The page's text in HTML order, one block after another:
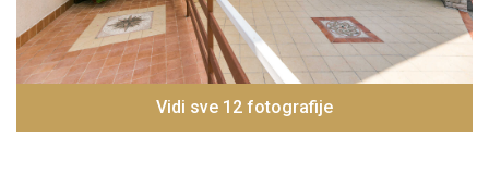
Vidi sve 12 fotografije